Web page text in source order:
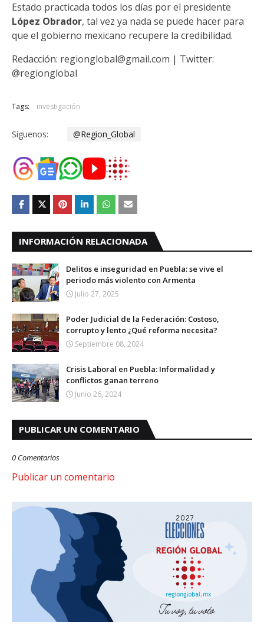
Estado practicada todos los días por el presidente
López Obrador, tal vez ya nada se puede hacer para
que el gobierno mexicano recupere la credibilidad.
Redacción: regionglobal@gmail.com | Twitter:
@regionglobal
Tags: investigación
Síguenos: @Region_Global
INFORMACIÓN RELACIONADA
Delitos e inseguridad en Puebla: se vive el
periodo más violento con Armenta
Julio 27, 2025
Poder Judicial de la Federación: Costoso,
corrupto y lento ¿Qué reforma necesita?
Septiembre 08, 2024
Crisis Laboral en Puebla: Informalidad y
conflictos ganan terreno
Junio 26, 2024
PUBLICAR UN COMENTARIO
0 Comentarios
Publicar un comentario